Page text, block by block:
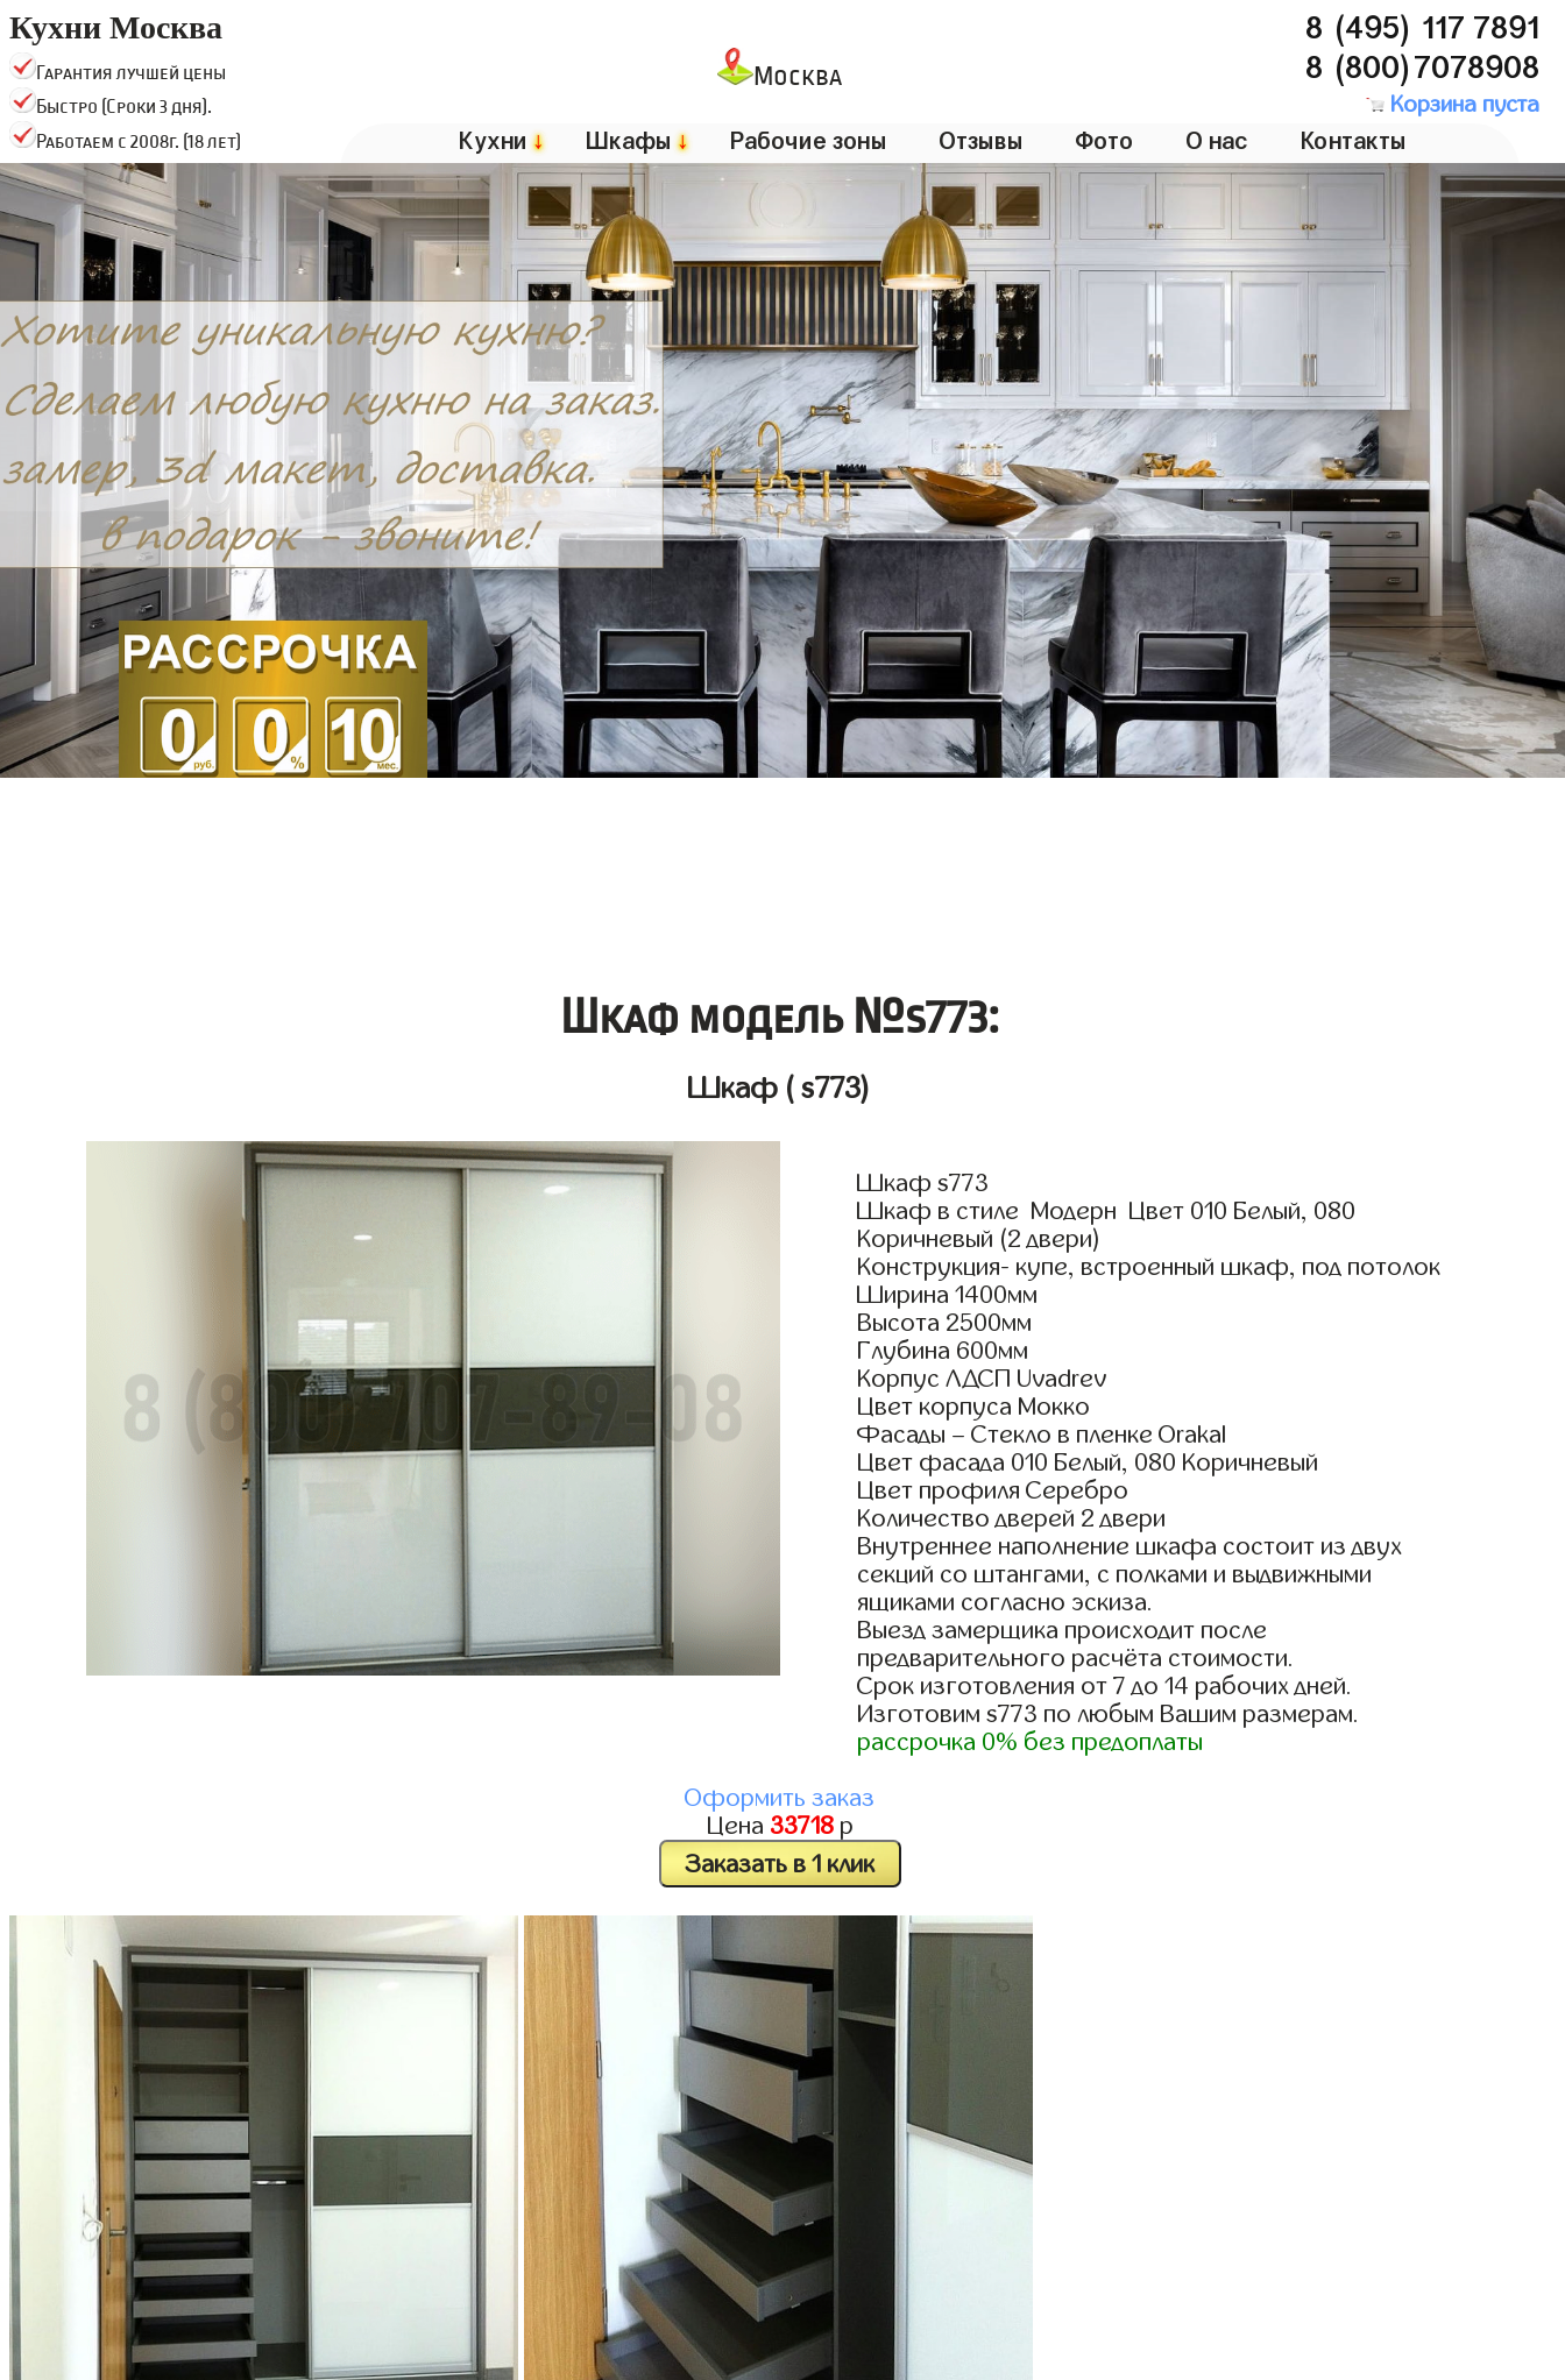
Кухни Москва
Гарантия лучшей цены
Быстро (Сроки 3 дня).
Работаем с 2008г. (18 лет)
Москва
8 (495) 117 7891
8 (800)7078908
Корзина пуста
Кухни↓ Шкафы↓ Рабочие зоны Отзывы Фото О нас Контакты
Шкаф модель №s773:
Шкаф ( s773)
Шкаф s773
Шкаф в стиле Модерн Цвет 010 Белый, 080
Коричневый (2 двери)
Конструкция- купе, встроенный шкаф, под потолок
Ширина 1400мм
Высота 2500мм
Глубина 600мм
Корпус ЛДСП Uvadrev
Цвет корпуса Мокко
Фасады – Стекло в пленке Orakal
Цвет фасада 010 Белый, 080 Коричневый
Цвет профиля Серебро
Количество дверей 2 двери
Внутреннее наполнение шкафа состоит из двух
секций со штангами, с полками и выдвижными
ящиками согласно эскиза.
Выезд замерщика происходит после
предварительного расчёта стоимости.
Срок изготовления от 7 до 14 рабочих дней.
Изготовим s773 по любым Вашим размерам.
рассрочка 0% без предоплаты
Оформить заказ
Цена 33718р
Заказать в 1 клик